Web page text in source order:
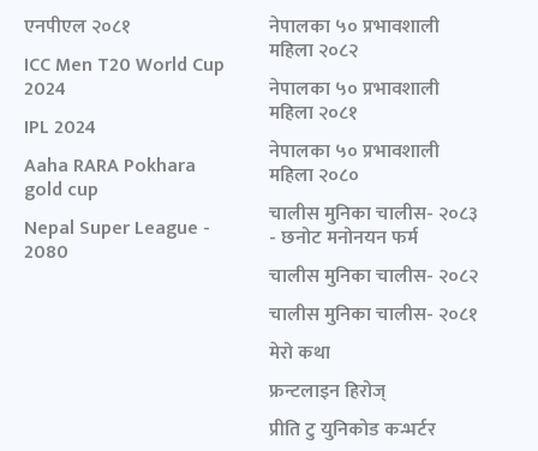
एनपीएल २०८१
ICC Men T20 World Cup
2024
IPL 2024
Aaha RARA Pokhara
gold cup
Nepal Super League -
2080
नेपालका ५० प्रभावशाली
महिला २०८२
नेपालका ५० प्रभावशाली
महिला २०८१
नेपालका ५० प्रभावशाली
महिला २०८०
चालीस मुनिका चालीस- २०८३
- छनोट मनोनयन फर्म
चालीस मुनिका चालीस- २०८२
चालीस मुनिका चालीस- २०८१
मेरो कथा
फ्रन्टलाइन हिरोज्
प्रीति टु युनिकोड कन्भर्टर